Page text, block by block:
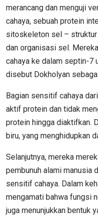
merancang dan menguji
cahaya, sebuah protein
sitoskeleton sel – struktur
dan organisasi sel.
cahaya ke dalam septin-7
disebut Dokholyan
Bagian sensitif cahaya
aktif protein dan tidak
protein hingga diaktifkan.
biru, yang menghidupkan
Selanjutnya, mereka
pembunuh alami manusia
sensitif cahaya. Dalam
mengamati bahwa fungsi
juga menunjukkan bentuk